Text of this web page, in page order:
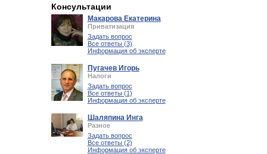
Консультации
Макарова Екатерина
Приватизация
Задать вопрос
Все ответы (3)
Информация об эксперте
Пугачев Игорь
Налоги
Задать вопрос
Все ответы (1)
Информация об эксперте
Шаляпина Инга
Разное
Задать вопрос
Все ответы (2)
Информация об эксперте